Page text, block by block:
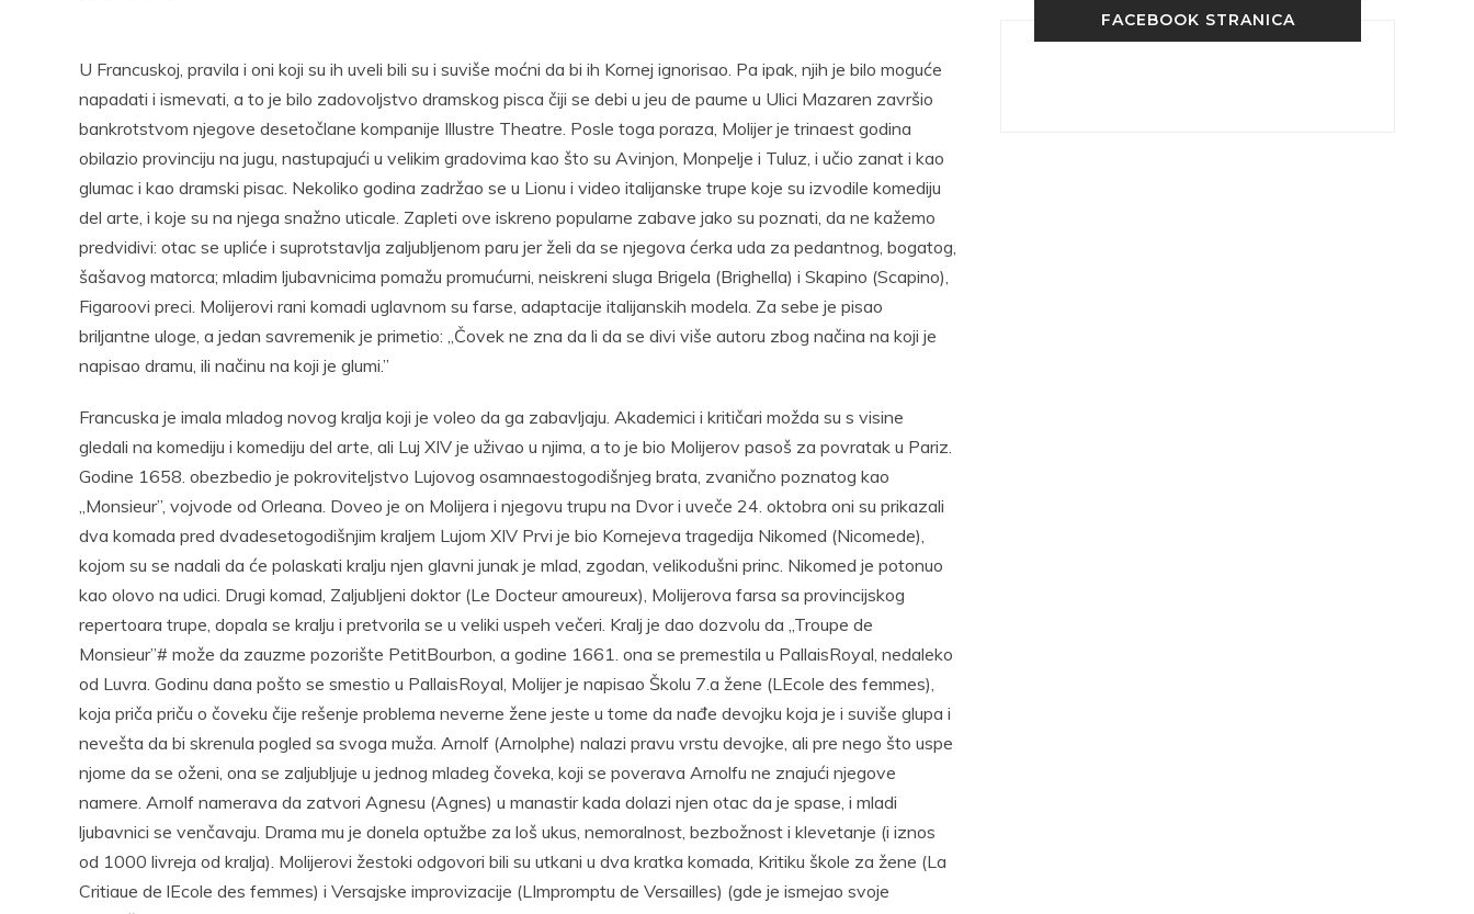
U Francuskoj, pravila i oni koji su ih uveli bili su i suviše moćni da bi ih Kornej ignorisao. Pa ipak, njih je bilo moguće
napadati i ismevati, a to je bilo zadovoljstvo dramskog pisca čiji se debi u jeu de paume u Ulici Mazaren završio
bankrotstvom njegove desetočlane kompanije Illustre Theatre. Posle toga poraza, Molijer je trinaest godina
obilazio provinciju na jugu, nastupajući u velikim gradovima kao što su Avinjon, Monpelje i Tuluz, i učio zanat i kao
glumac i kao dramski pisac. Nekoliko godina zadržao se u Lionu i video italijanske trupe koje su izvodile komediju
del arte, i koje su na njega snažno uticale. Zapleti ove iskreno popularne zabave jako su poznati, da ne kažemo
predvidivi: otac se upliće i suprotstavlja zaljubljenom paru jer želi da se njegova ćerka uda za pedantnog, bogatog,
šašavog matorca; mladim ljubavnicima pomažu promućurni, neiskreni sluga Brigela (Brighella) i Skapino (Scapino),
Figaroovi preci. Molijerovi rani komadi uglavnom su farse, adaptacije italijanskih modela. Za sebe je pisao
briljantne uloge, a jedan savremenik je primetio: „Čovek ne zna da li da se divi više autoru zbog načina na koji je
napisao dramu, ili načinu na koji je glumi.”
Francuska je imala mladog novog kralja koji je voleo da ga zabavljaju. Akademici i kritičari možda su s visine
gledali na komediju i komediju del arte, ali Luj XIV je uživao u njima, a to je bio Molijerov pasoš za povratak u Pariz.
Godine 1658. obezbedio je pokroviteljstvo Lujovog osamnaestogodišnjeg brata, zvanično poznatog kao
„Monsieur”, vojvode od Orleana. Doveo je on Molijera i njegovu trupu na Dvor i uveče 24. oktobra oni su prikazali
dva komada pred dvadesetogodišnjim kraljem Lujom XIV Prvi je bio Kornejeva tragedija Nikomed (Nicomede),
kojom su se nadali da će polaskati kralju njen glavni junak je mlad, zgodan, velikodušni princ. Nikomed je potonuo
kao olovo na udici. Drugi komad, Zaljubljeni doktor (Le Docteur amoureux), Molijerova farsa sa provincijskog
repertoara trupe, dopala se kralju i pretvorila se u veliki uspeh večeri. Kralj je dao dozvolu da „Troupe de
Monsieur”# može da zauzme pozorište PetitBourbon, a godine 1661. ona se premestila u PallaisRoyal, nedaleko
od Luvra. Godinu dana pošto se smestio u PallaisRoyal, Molijer je napisao Školu 7.a žene (LEcole des femmes),
koja priča priču o čoveku čije rešenje problema neverne žene jeste u tome da nađe devojku koja je i suviše glupa i
nevešta da bi skrenula pogled sa svoga muža. Arnolf (Arnolphe) nalazi pravu vrstu devojke, ali pre nego što uspe
njome da se oženi, ona se zaljubljuje u jednog mladeg čoveka, koji se poverava Arnolfu ne znajući njegove
namere. Arnolf namerava da zatvori Agnesu (Agnes) u manastir kada dolazi njen otac da je spase, i mladi
ljubavnici se venčavaju. Drama mu je donela optužbe za loš ukus, nemoralnost, bezbožnost i klevetanje (i iznos
od 1000 livreja od kralja). Molijerovi žestoki odgovori bili su utkani u dva kratka komada, Kritiku škole za žene (La
Critiaue de lEcole des femmes) i Versajske improvizacije (LImpromptu de Versailles) (gde je ismejao svoje
FACEBOOK STRANICA